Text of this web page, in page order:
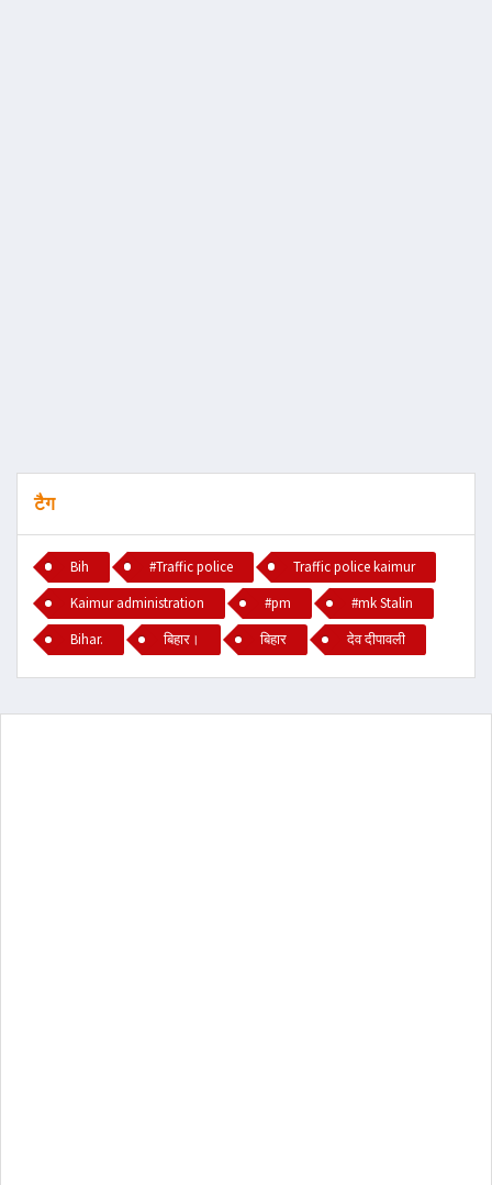
टैग
Bih #Traffic police
Traffic police kaimur
Kaimur administration
#pm
#mk Stalin
Bihar.
बिहार। बिहार देव दीपावली